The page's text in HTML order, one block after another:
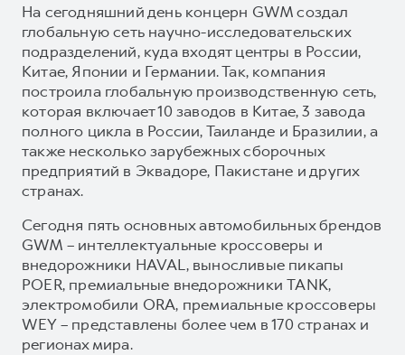
На сегодняшний день концерн GWM создал
глобальную сеть научно-исследовательских
подразделений, куда входят центры в России,
Китае, Японии и Германии. Так, компания
построила глобальную производственную сеть,
которая включает 10 заводов в Китае, 3 завода
полного цикла в России, Таиланде и Бразилии, а
также несколько зарубежных сборочных
предприятий в Эквадоре, Пакистане и других
странах.
Сегодня пять основных автомобильных брендов
GWM – интеллектуальные кроссоверы и
внедорожники HAVAL, выносливые пикапы
POER, премиальные внедорожники TANK,
электромобили ORA, премиальные кроссоверы
WEY – представлены более чем в 170 странах и
регионах мира.